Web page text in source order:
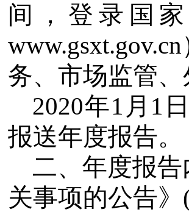
间，登录国
www.gsxt.gov.cn
务、市场监管
2020年1 月 1
报送年度报告。
二、年度报
关事项的公告》